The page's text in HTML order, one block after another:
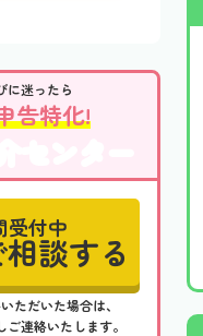
に迷ったら
告特化!
センター
受付中
談する
ただいた場合は、
連絡いたします。